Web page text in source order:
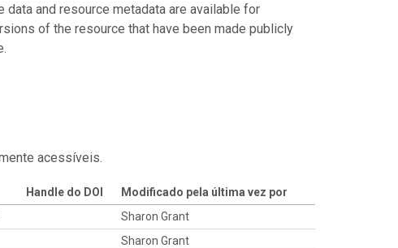
and resource metadata are available for
of the resource that have been made publicly
acessíveis.
Handle do DOI
Modificado pela última vez por
Sharon Grant
Sharon Grant